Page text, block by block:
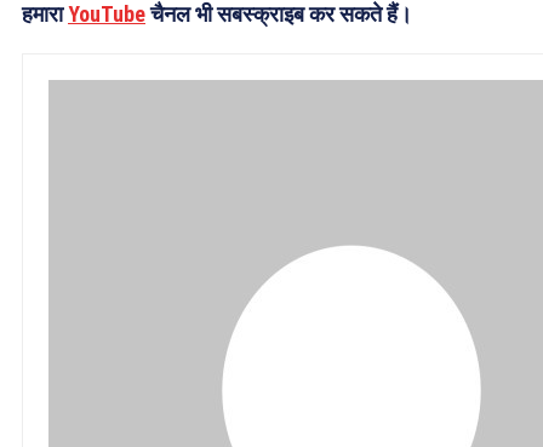
हमाराYouTubeचैनल भी सबस्क्राइब कर सकते हैं।